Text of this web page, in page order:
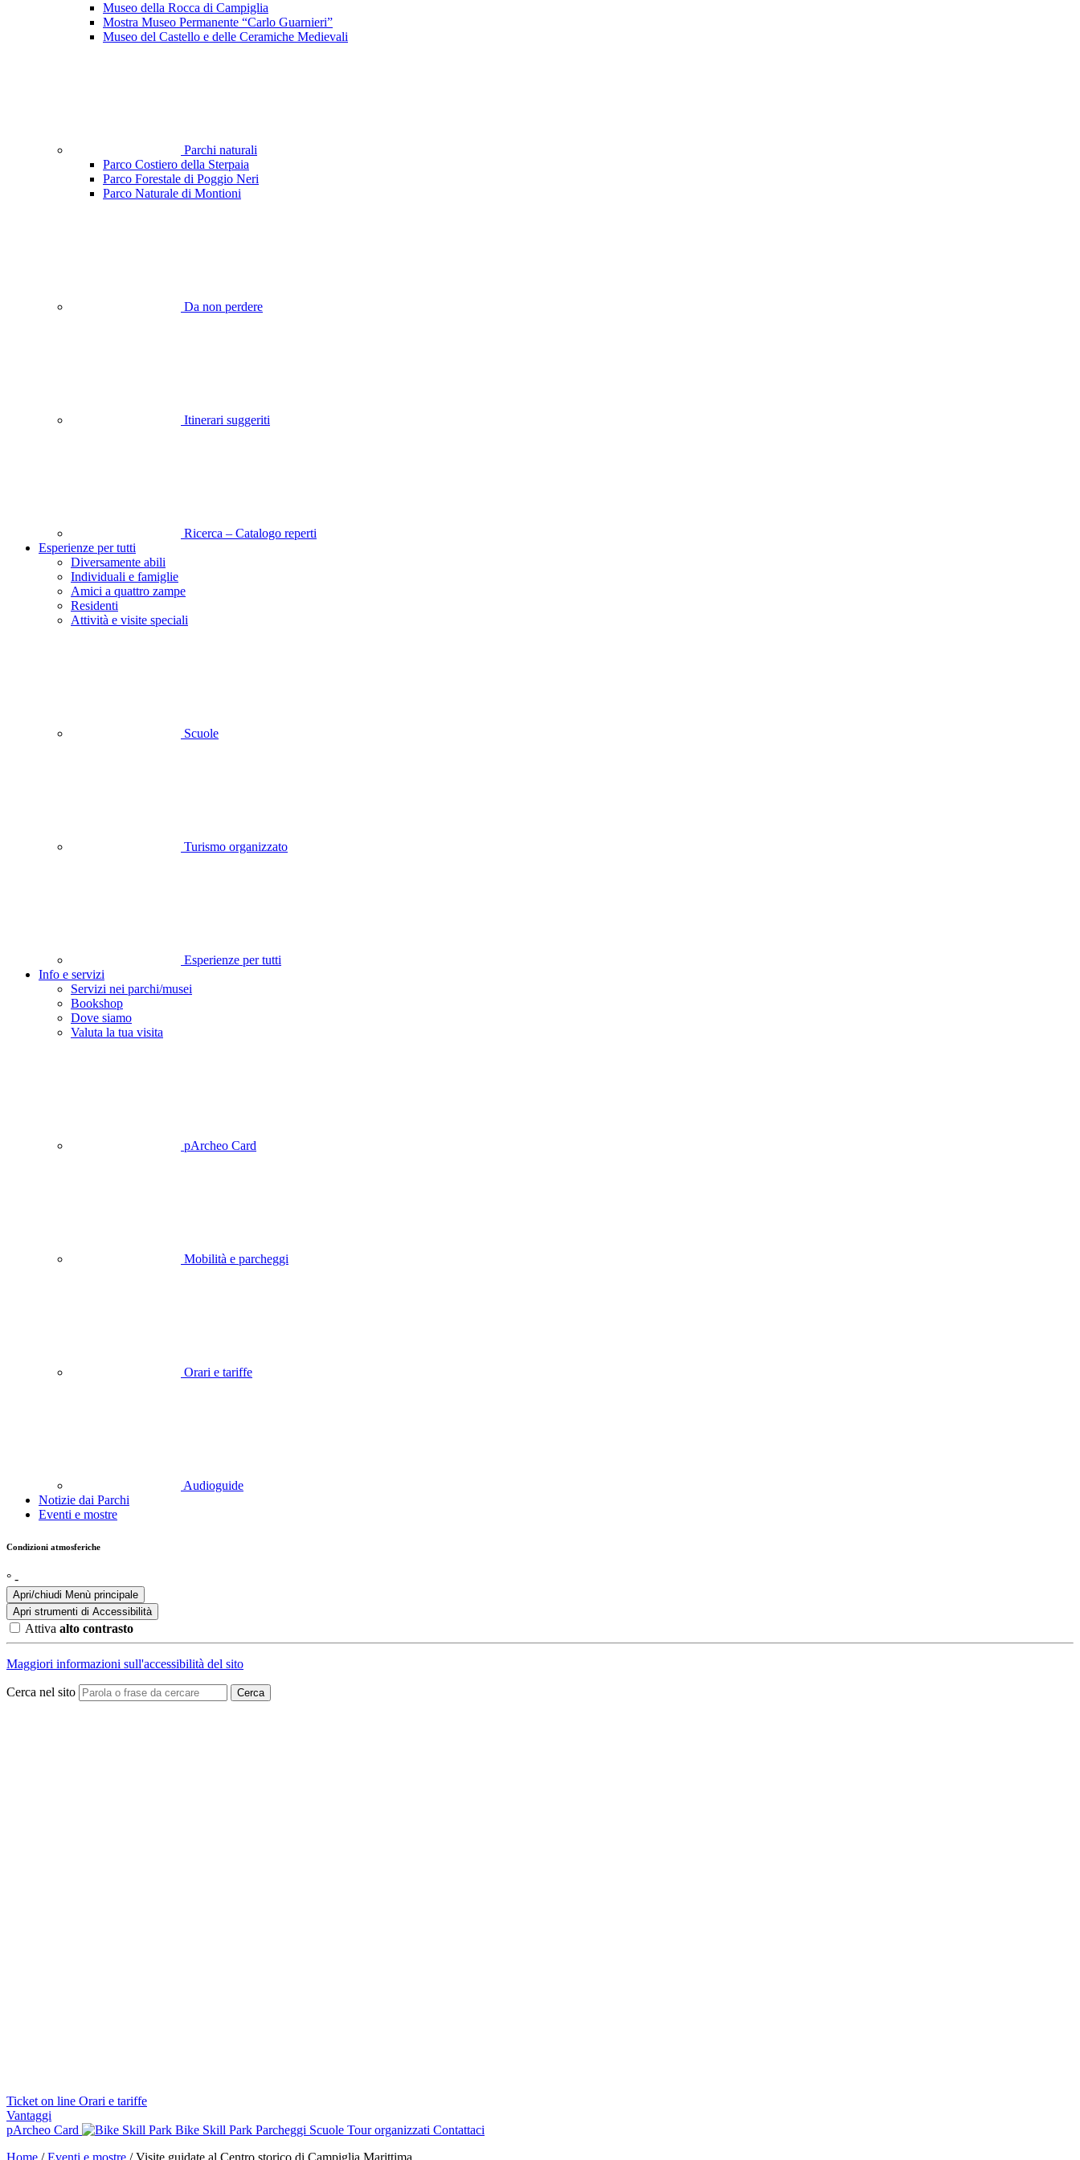
Museo della Rocca di Campiglia
Mostra Museo Permanente “Carlo Guarnieri”
Museo del Castello e delle Ceramiche Medievali
Parchi naturali
Parco Costiero della Sterpaia
Parco Forestale di Poggio Neri
Parco Naturale di Montioni
Da non perdere
Itinerari suggeriti
Ricerca – Catalogo reperti
Esperienze per tutti
Diversamente abili
Individuali e famiglie
Amici a quattro zampe
Residenti
Attività e visite speciali
Scuole
Turismo organizzato
Esperienze per tutti
Info e servizi
Servizi nei parchi/musei
Bookshop
Dove siamo
Valuta la tua visita
pArcheo Card
Mobilità e parcheggi
Orari e tariffe
Audioguide
Notizie dai Parchi
Eventi e mostre
Condizioni atmosferiche
° -
Apri/chiudi Menù principale
Apri strumenti di Accessibilità
Attiva alto contrasto
Maggiori informazioni sull'accessibilità del sito
Cerca nel sito Cerca
Ticket on line Orari e tariffe
Vantaggi
pArcheo Card
Bike Skill Park Parcheggi Scuole Tour organizzati Contattaci
Home /Eventi e mostre /Visite guidate al Centro storico di Campiglia Marittima